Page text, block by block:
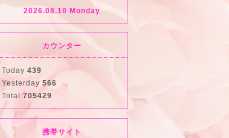
2026.08.10 Monday
カウンター
Today 439
Yesterday 566
Total 705429
携帯サイト